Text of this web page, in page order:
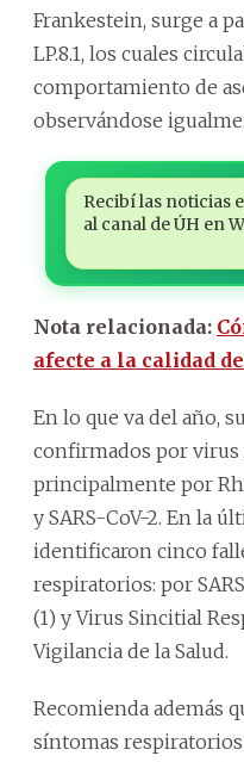
Frankestein, surge a
LP.8.1, los cuales
comportamiento de
observándose
Recibí las noticias
al canal de ÚH en
Nota relacionada:
afecte a la calidad
En lo que va del año,
confirmados por virus
principalmente por
y SARS-CoV-2. En la
identificaron cinco
respiratorios: por
(1) y Virus Sincitial
Vigilancia de la Salud.
Recomienda además
síntomas